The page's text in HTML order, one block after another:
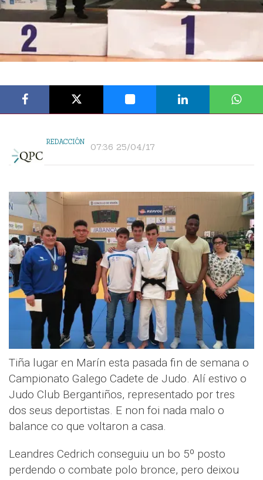
REDACCIÓN 07:36 25/04/17
Tiña lugar en Marín esta pasada fin de semana o
Campionato Galego Cadete de Judo. Alí estivo o
Judo Club Bergantiños, representado por tres
dos seus deportistas. E non foi nada malo o
balance co que voltaron a casa.
Leandres Cedrich conseguiu un bo 5º posto
perdendo o combate polo bronce, pero deixou